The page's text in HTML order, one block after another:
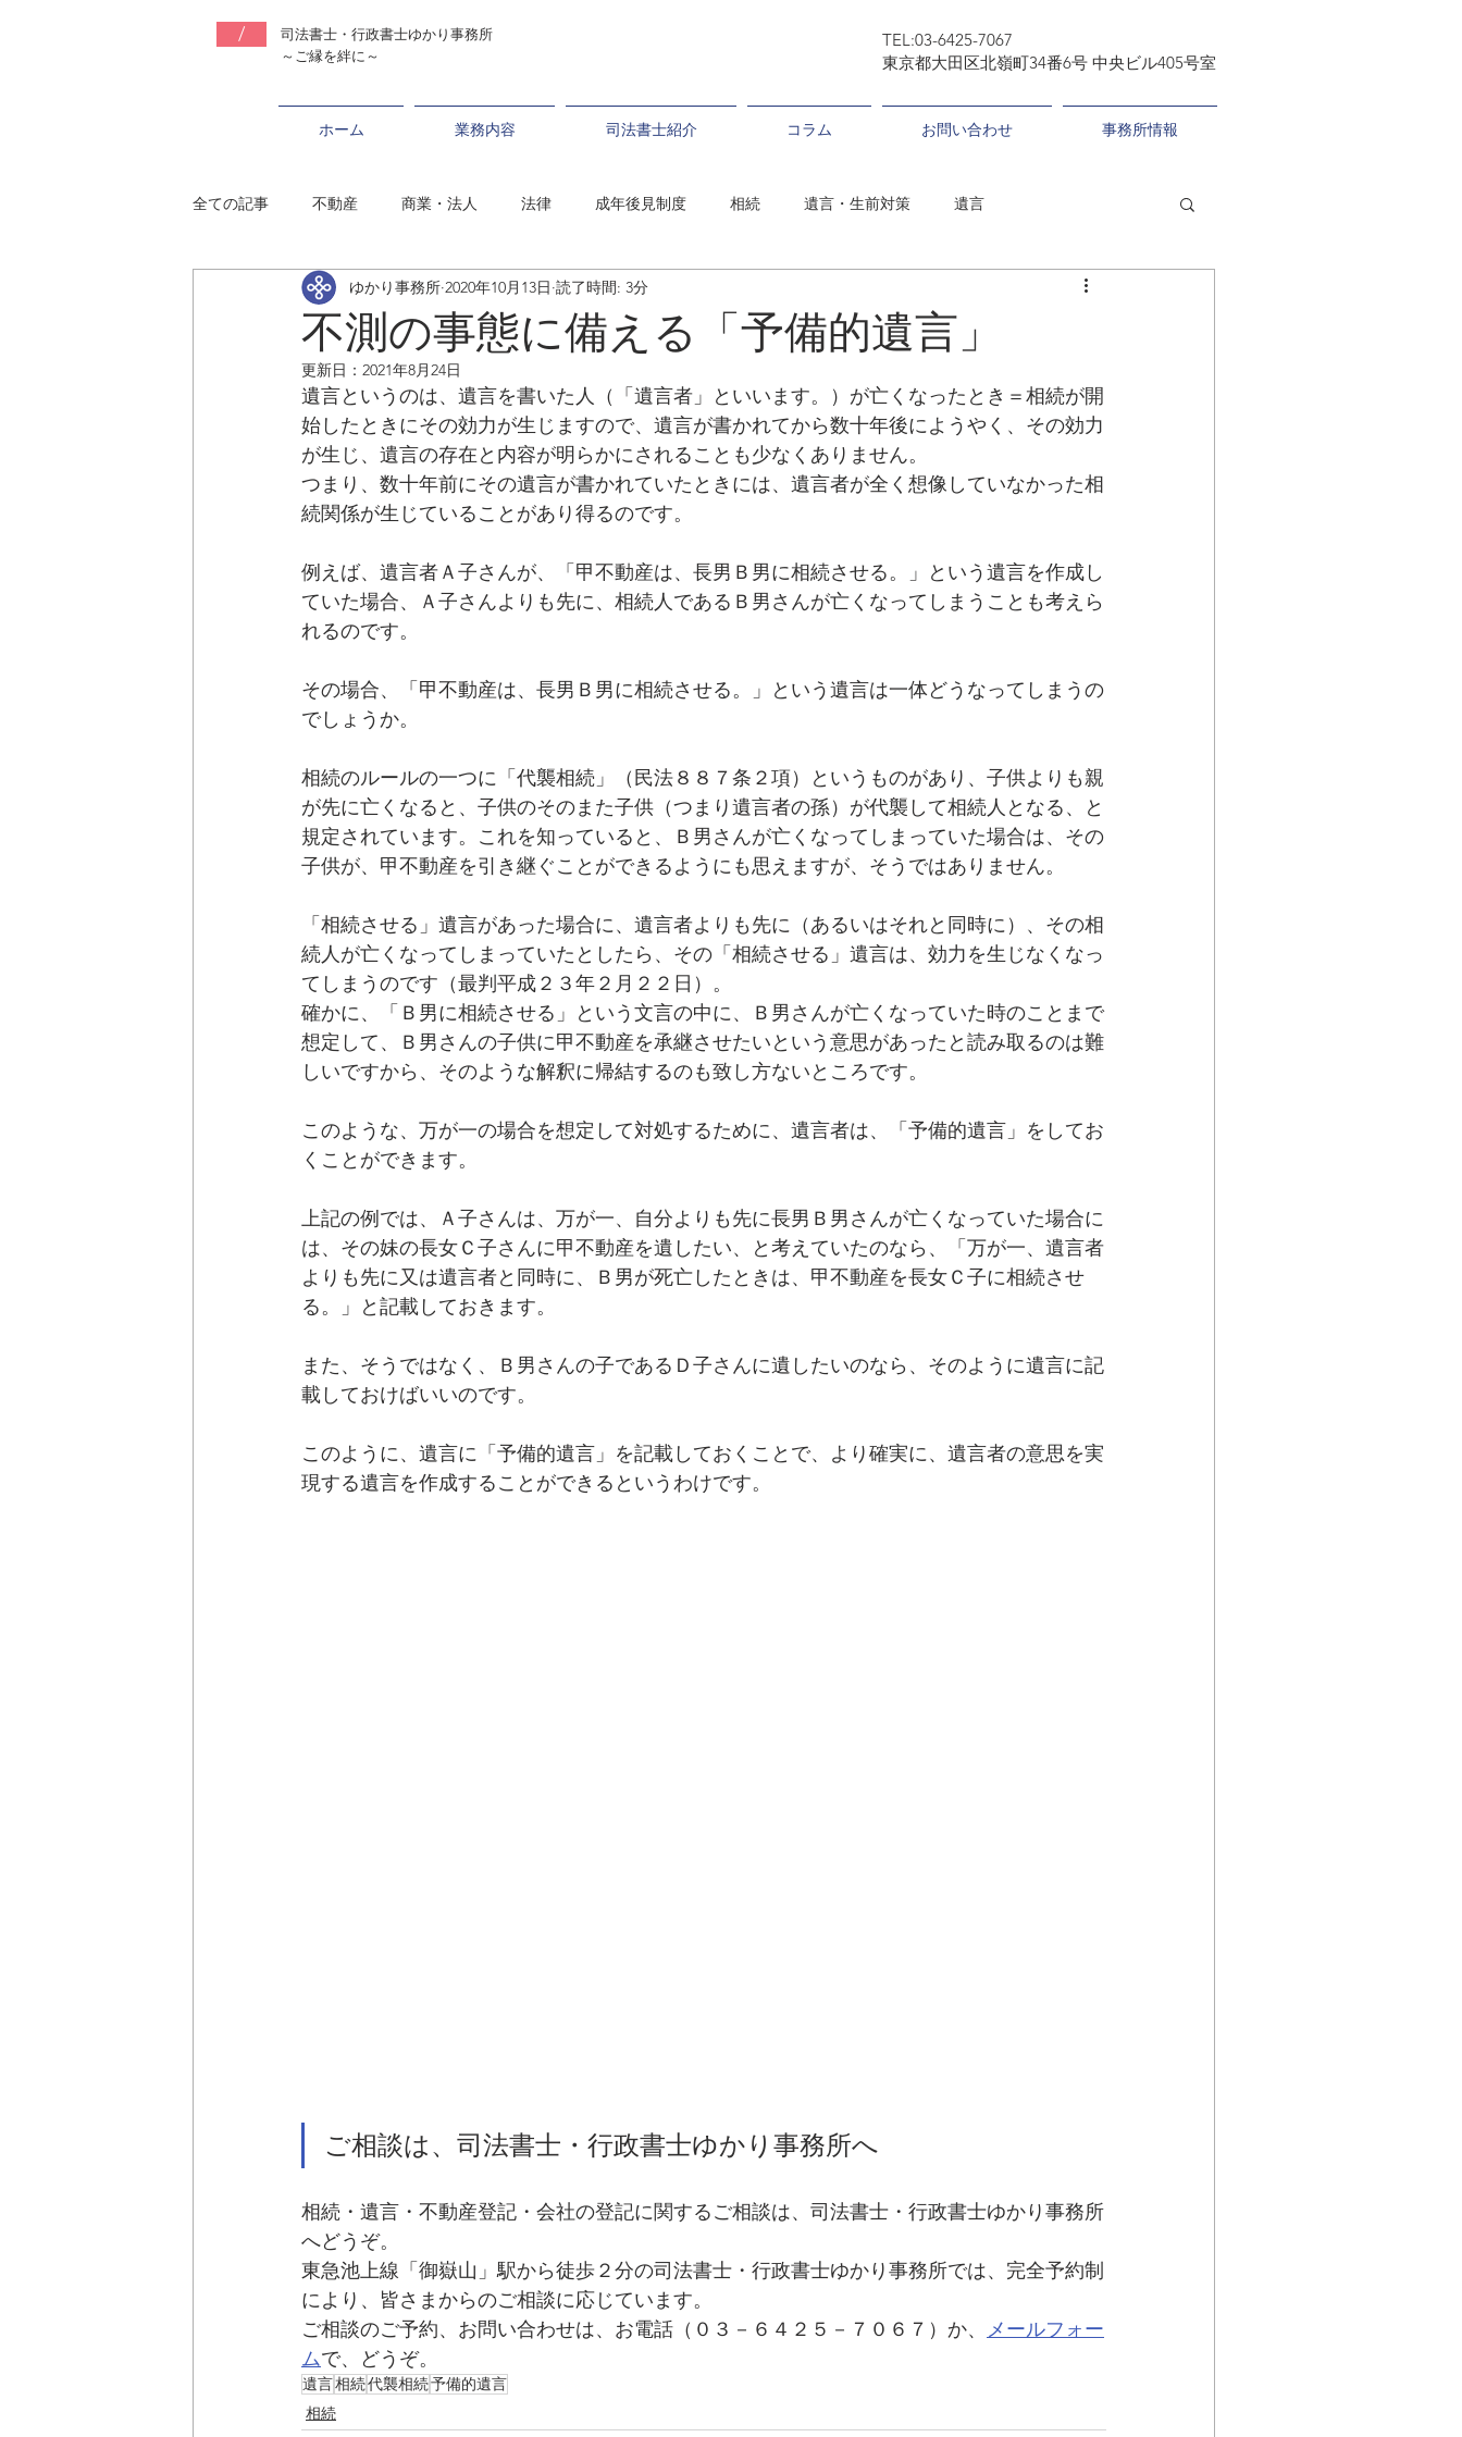
/ 司法書士・行政書士ゆかり事務所
～ご縁を絆に～
司法書士ゆかり事務所TEL:03-6425-7067
東京都大田区北嶺町34番6号 中央ビル405号室
ホーム 業務内容 司法書士紹介 コラム お問い合わせ 事務所情報
全ての記事 不動産 商業・法人 法律 成年後見制度 相続 遺言・生前対策 遺言
不測の事態に備える「予備的遺言」
ゆかり事務所 2020年10月13日 読了時間: 3分
更新日： 2021年8月24日
遺言というのは、遺言を書いた人（「遺言者」といいます。）が亡くなったとき＝相続が開
始したときにその効力が生じますので、遺言が書かれてから数十年後にようやく、その効力
が生じ、遺言の存在と内容が明らかにされることも少なくありません。
つまり、数十年前にその遺言が書かれていたときには、遺言者が全く想像していなかった相
続関係が生じていることがあり得るのです。
例えば、遺言者Ａ子さんが、「甲不動産は、長男Ｂ男に相続させる。」という遺言を作成し
ていた場合、Ａ子さんよりも先に、相続人であるＢ男さんが亡くなってしまうことも考えら
れるのです。
その場合、「甲不動産は、長男Ｂ男に相続させる。」という遺言は一体どうなってしまうの
でしょうか。
相続のルールの一つに「代襲相続」（民法８８７条２項）というものがあり、子供よりも親
が先に亡くなると、子供のそのまた子供（つまり遺言者の孫）が代襲して相続人となる、と
規定されています。これを知っていると、Ｂ男さんが亡くなってしまっていた場合は、その
子供が、甲不動産を引き継ぐことができるようにも思えますが、そうではありません。
「相続させる」遺言があった場合に、遺言者よりも先に（あるいはそれと同時に）、その相
続人が亡くなってしまっていたとしたら、その「相続させる」遺言は、効力を生じなくなっ
てしまうのです（最判平成２３年２月２２日）。
確かに、「Ｂ男に相続させる」という文言の中に、Ｂ男さんが亡くなっていた時のことまで
想定して、Ｂ男さんの子供に甲不動産を承継させたいという意思があったと読み取るのは難
しいですから、そのような解釈に帰結するのも致し方ないところです。
このような、万が一の場合を想定して対処するために、遺言者は、「予備的遺言」をしてお
くことができます。
上記の例では、Ａ子さんは、万が一、自分よりも先に長男Ｂ男さんが亡くなっていた場合に
は、その妹の長女Ｃ子さんに甲不動産を遺したい、と考えていたのなら、「万が一、遺言者
よりも先に又は遺言者と同時に、Ｂ男が死亡したときは、甲不動産を長女Ｃ子に相続させ
る。」と記載しておきます。
また、そうではなく、Ｂ男さんの子であるＤ子さんに遺したいのなら、そのように遺言に記
載しておけばいいのです。
このように、遺言に「予備的遺言」を記載しておくことで、より確実に、遺言者の意思を実
現する遺言を作成することができるというわけです。
ご相談は、司法書士・行政書士ゆかり事務所へ
相続・遺言・不動産登記・会社の登記に関するご相談は、司法書士・行政書士ゆかり事務所
へどうぞ。
東急池上線「御嶽山」駅から徒歩２分の司法書士・行政書士ゆかり事務所では、完全予約制
により、皆さまからのご相談に応じています。
ご相談のご予約、お問い合わせは、お電話（０３－６４２５－７０６７）か、 メールフォー
ムで、どうぞ。
遺言相続代襲相続予備的遺言
相続